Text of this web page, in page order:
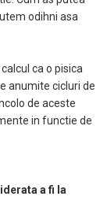
odihni asa
ca o pisica
anumite cicluri de
de aceste
in functie de
a fi la